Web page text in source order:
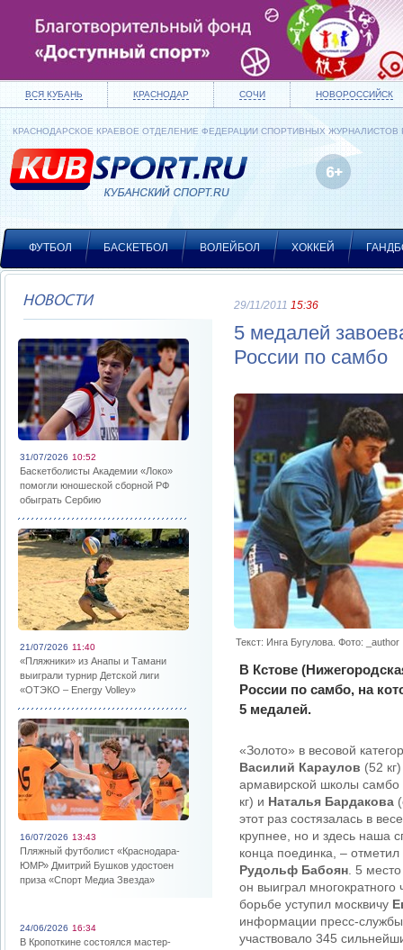
ВСЯ КУБАНЬ КРАСНОДАР СОЧИ НОВОРОССИЙСК
КРАСНОДАРСКОЕ КРАЕВОЕ ОТДЕЛЕНИЕ ФЕДЕРАЦИИ СПОРТИВНЫХ ЖУРНАЛИСТОВ
ФУТБОЛ БАСКЕТБОЛ ВОЛЕЙБОЛ ХОККЕЙ
НОВОСТИ
31/07/2026 10:52
Баскетболисты Академии «Локо»
помогли юношеской сборной РФ
обыграть Сербию
21/07/2026 11:40
«Пляжники» из Анапы и Тамани
выиграли турнир Детской лиги
«ОТЭКО – Energy Volley»
16/07/2026 13:43
Пляжный футболист «Краснодара-
ЮМР» Дмитрий Бушков удостоен
приза «Спорт Медиа Звезда»
24/06/2026 16:34
В Кропоткине состоялся мастер-
29/11/2011 15:36
5 медалей
России по самбо
Текст: Инга Бугулова. Фото: _author
В Кстове
России по самбо, на
5 медалей.
«Золото» в весовой
Василий Караулов (52
армавирской школы
кг) и Наталья Бардакова
этот раз состязалась в
крупнее, но и здесь наша
конца поединка, –
Рудольф Бабоян . 5
он выиграл
борьбе уступил москвичу
информации пресс-службы
участвовало 345